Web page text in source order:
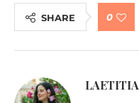
SHARE 0
LAETITIA